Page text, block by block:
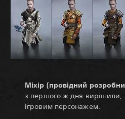
Міхір (провідний
з першого ж дня вирішили,
ігровим персонажем.